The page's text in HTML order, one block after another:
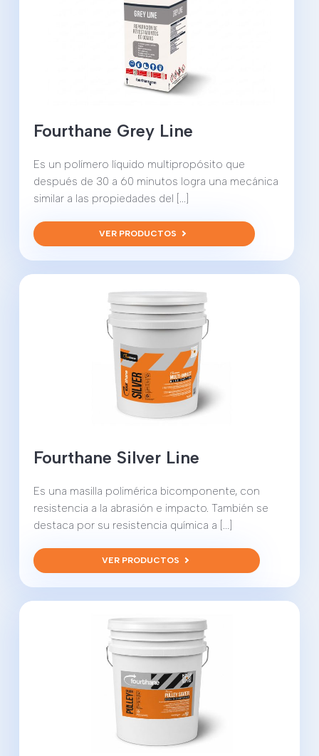
Fourthane Grey Line
Es un polímero líquido multipropósito que
después de 30 a 60 minutos logra una mecánica
similar a las propiedades del [...]
VER PRODUCTOS
Fourthane Silver Line
Es una masilla polimérica bicomponente, con
resistencia a la abrasión e impacto. También se
destaca por su resistencia química a [...]
VER PRODUCTOS